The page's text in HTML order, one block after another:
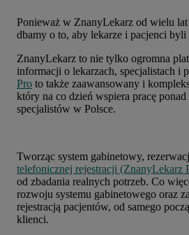
Ponieważ w ZnanyLekarz od wielu
dbamy o to, aby lekarze i pacjenci
ZnanyLekarz to nie tylko ogromna
informacji o lekarzach, specjalistach i
Pro to także zaawansowany i
który na co dzień wspiera pracę
specjalistów w Polsce.
Tworząc system gabinetowy,
telefonicznej rejestracji (ZnanyLekarz
od zbadania realnych potrzeb. Co
rozwoju systemu gabinetowego oraz
rejestracją pacjentów, od samego
klienci.